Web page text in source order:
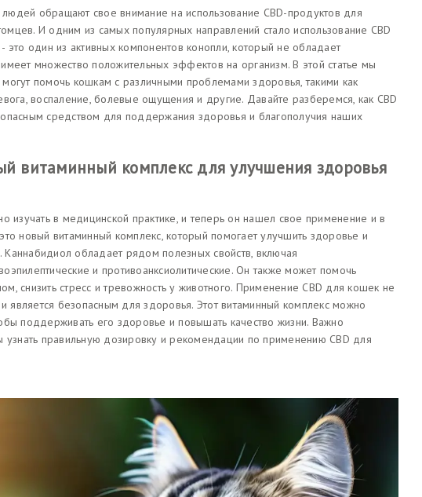
обращают свое внимание на использование CBD-продуктов для
И одним из самых популярных направлений стало использование CBD
это один из активных компонентов конопли, который не обладает
множество положительных эффектов на организм. В этой статье мы
помочь кошкам с различными проблемами здоровья, такими как
воспаление, болевые ощущения и другие. Давайте разберемся, как CBD
средством для поддержания здоровья и благополучия наших
витаминный комплекс для улучшения здоровья
изучать в медицинской практике, и теперь он нашел свое применение и в
новый витаминный комплекс, который помогает улучшить здоровье и
обладает рядом полезных свойств, включая
и противоанксиолитические. Он также может помочь
снизить стресс и тревожность у животного. Применение CBD для кошек не
безопасным для здоровья. Этот витаминный комплекс можно
поддерживать его здоровье и повышать качество жизни. Важно
узнать правильную дозировку и рекомендации по применению CBD для